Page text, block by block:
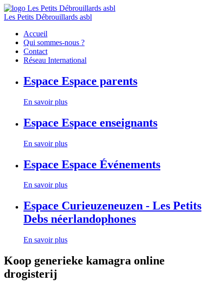
Les Petits Débrouillards asbl
Accueil
Qui sommes-nous ?
Contact
Réseau International
Espace Espace parents
En savoir plus
Espace Espace enseignants
En savoir plus
Espace Espace Événements
En savoir plus
Espace Curieuzeneuzen - Les Petits
Debs néerlandophones
En savoir plus
Koop generieke kamagra online
drogisterij